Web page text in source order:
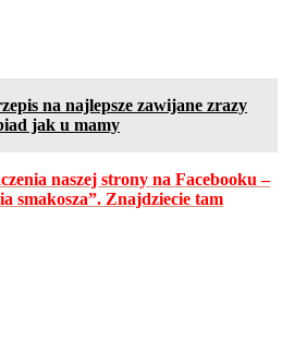
na najlepsze zawijane zrazy
jak u mamy
naszej strony na Facebooku –
smakosza”. Znajdziecie tam